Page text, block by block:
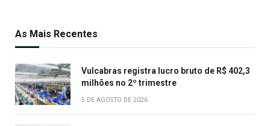
As Mais Recentes
Vulcabras registra lucro bruto de R$ 402,3
milhões no 2º trimestre
5 DE AGOSTO DE 2026